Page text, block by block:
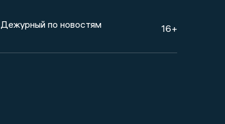
Дежурный по новостям 16+